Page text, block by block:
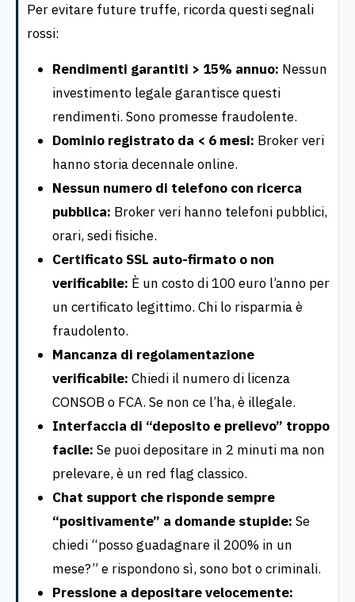
Per evitare future truffe, ricorda questi segnali
rossi:
Rendimenti garantiti > 15% annuo: Nessun
investimento legale garantisce questi
rendimenti. Sono promesse fraudolente.
Dominio registrato da < 6 mesi: Broker veri
hanno storia decennale online.
Nessun numero di telefono con ricerca
pubblica: Broker veri hanno telefoni pubblici,
orari, sedi fisiche.
Certificato SSL auto-firmato o non
verificabile: È un costo di 100 euro l’anno per
un certificato legittimo. Chi lo risparmia è
fraudolento.
Mancanza di regolamentazione
verificabile: Chiedi il numero di licenza
CONSOB o FCA. Se non ce l’ha, è illegale.
Interfaccia di “deposito e prelievo” troppo
facile: Se puoi depositare in 2 minuti ma non
prelevare, è un red flag classico.
Chat support che risponde sempre
“positivamente” a domande stupide: Se
chiedi “posso guadagnare il 200% in un
mese?” e rispondono sì, sono bot o criminali.
Pressione a depositare velocemente: